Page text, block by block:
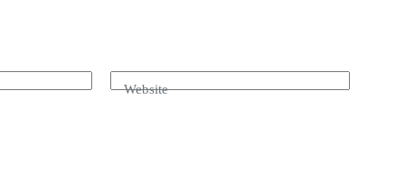
Website